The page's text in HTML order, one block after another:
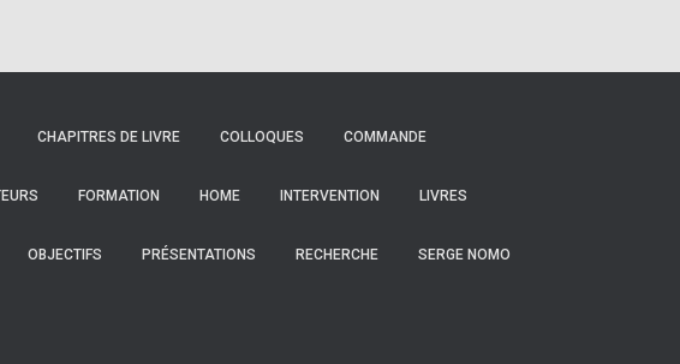
CHAPITRES DE LIVRE COLLOQUES COMMANDE
FORMATION HOME INTERVENTION LIVRES
OBJECTIFS PRÉSENTATIONS RECHERCHE SERGE NOMO